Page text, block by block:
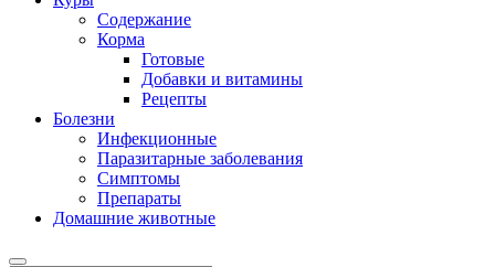
Содержание
Корма
Готовые
Добавки и витамины
Рецепты
Болезни
Инфекционные
Паразитарные заболевания
Симптомы
Препараты
Домашние животные